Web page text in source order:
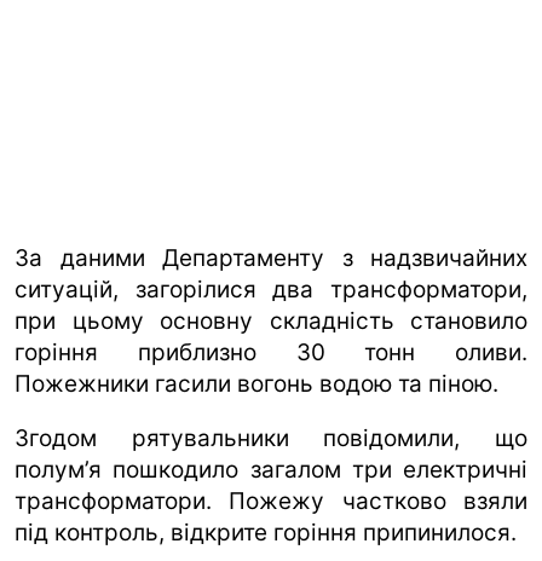
За даними Департаменту з надзвичайних
ситуацій, загорілися два трансформатори,
при цьому основну складність становило
горіння приблизно 30 тонн оливи.
Пожежники гасили вогонь водою та піною.
Згодом рятувальники повідомили, що
полум’я пошкодило загалом три електричні
трансформатори. Пожежу частково взяли
під контроль, відкрите горіння припинилося.